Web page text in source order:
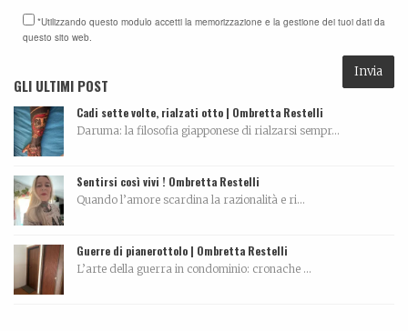
*Utilizzando questo modulo accetti la memorizzazione e la gestione dei tuoi dati da
questo sito web.
GLI ULTIMI POST
Cadi sette volte, rialzati otto | Ombretta Restelli
Daruma: la filosofia giapponese di rialzarsi sempr...
Sentirsi così vivi ! Ombretta Restelli
Quando l’amore scardina la razionalità e ri...
Guerre di pianerottolo | Ombretta Restelli
L’arte della guerra in condominio: cronache ...